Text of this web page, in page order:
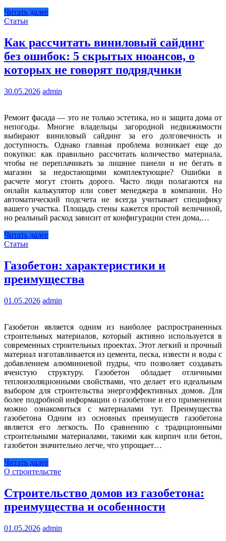
Читать далее
Статьи
Как рассчитать виниловый сайдинг
без ошибок: 5 скрытых нюансов, о
которых не говорят подрядчики
30.05.2026 admin
Ремонт фасада — это не только эстетика, но и защита дома от
непогоды. Многие владельцы загородной недвижимости
выбирают виниловый сайдинг за его долговечность и
доступность. Однако главная проблема возникает еще до
покупки: как правильно рассчитать количество материала,
чтобы не переплачивать за лишние панели и не бегать в
магазин за недостающими комплектующие? Ошибки в
расчете могут стоить дорого. Часто люди полагаются на
онлайн калькулятор или совет менеджера в компании. Но
автоматический подсчета не всегда учитывает специфику
вашего участка. Площадь стены кажется простой величиной,
но реальный расход зависит от конфигурации стен дома,…
Читать далее
Статьи
Газобетон: характеристики и
преимущества
01.05.2026 admin
Газобетон является одним из наиболее распространенных
строительных материалов, который активно используется в
современных строительных проектах. Этот легкий и прочный
материал изготавливается из цемента, песка, извести и воды с
добавлением алюминиевой пудры, что позволяет создавать
ячеистую структуру. Газобетон обладает отличными
теплоизоляционными свойствами, что делает его идеальным
выбором для строительства энергоэффективных домов. Для
более подробной информации о газобетоне и его применении
можно ознакомиться с материалами тут. Преимущества
газобетона Одним из основных преимуществ газобетона
является его легкость. По сравнению с традиционными
строительными материалами, такими как кирпич или бетон,
газобетон значительно легче, что упрощает…
Читать далее
О строительстве
Строительство домов из газобетона:
преимущества и особенности
01.05.2026 admin